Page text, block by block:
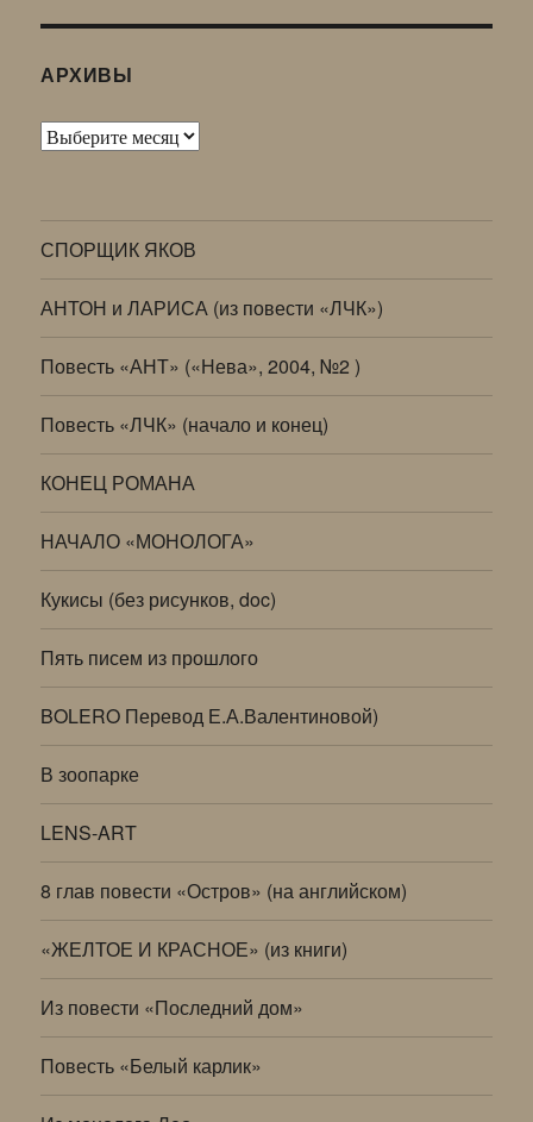
АРХИВЫ
Архивы
СПОРЩИК ЯКОВ
АНТОН и ЛАРИСА (из повести «ЛЧК»)
Повесть «АНТ» («Нева», 2004, №2 )
Повесть «ЛЧК» (начало и конец)
КОНЕЦ РОМАНА
НАЧАЛО «МОНОЛОГА»
Кукисы (без рисунков, doc)
Пять писем из прошлого
BOLERO Перевод Е.А.Валентиновой)
В зоопарке
LENS-ART
8 глав повести «Остров» (на английском)
«ЖЕЛТОЕ И КРАСНОЕ» (из книги)
Из повести «Последний дом»
Повесть «Белый карлик»